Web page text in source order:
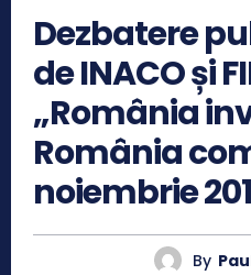
Dezbatere
de INACO și
„România
România
noiembrie
By